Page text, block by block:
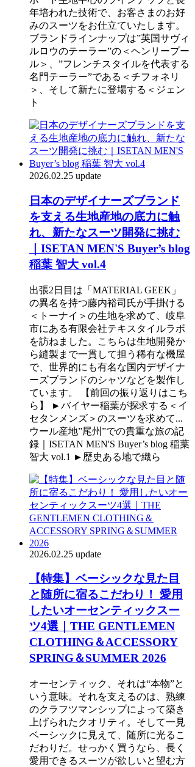
年培われた技術で、お客さまのお好
みのスーツをお仕立ていたします。
ブランドラインナップは”英国サヴィ
ルロウのテーラー”の＜ヘンリープー
ル＞、”フレンチスタイルを代表する
名門テーラー”である＜チフォネリ
＞、そして新たに登場する＜ジェン
ト
2026.02.25 update
日本のデザイナーズブランド
を支える生地産地の底力に触
れ、新たなスーツ開発に挑む
｜ISETAN MEN'S Buyer’s blog
稲葉 智大 vol.4
出張2日目は「MATERIAL GEEK」
の異名を持つ藤内裕司氏が手掛ける
＜トーナイ＞の生地を求めて、岐阜
市にある有限会社テキスタイルラボ
を訪ねました。こちらは生地開発か
ら縫製まで一貫して担う稀有な機屋
で、世界的にも有名な国内デザイナ
ーズブランドのシャツなどを製作し
ています。 【前回の振り返りはこち
ら】 ►バイヤー稲葉が探求する＜イ
セタンメンズ＞のスーツを求めて...
ウール産地”尾州”での貴重な旅の記
録｜ISETAN MEN'S Buyer’s blog 稲葉
智大 vol.1 ►歴史ある地で織ら
2026.02.25 update
【特集】ベーシックな見た目
と随所に宿るこだわり！ 愛用
したいオーセンティックスー
ツ4選｜THE GENTLEMEN
CLOTHING＆ACCESSORY
SPRING＆SUMMER 2026
オーセンティック、それは“本物”と
いう意味。それを支えるのは、熟練
のクラフツマンシップによって築き
上げられたクオリティ。そして一見
ベーシックに見えて、随所に光るこ
だわりだ。せっかく買うなら、長く
愛用できるスーツが欲しいと望む方